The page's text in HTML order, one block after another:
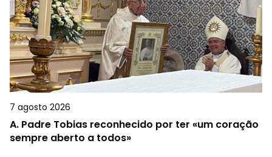
7 agosto 2026
A. Padre Tobias reconhecido por ter «um coração
sempre aberto a todos»